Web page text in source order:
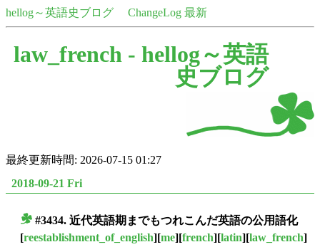
hellog～英語史ブログ ChangeLog 最新
law_french - hellog～英語
史ブログ
最終更新時間: 2026-07-15 01:27
2018-09-21 Fri
#3434. 近代英語期までもつれこんだ英語の公用語化
[reestablishment_of_english][me][french][latin][law_french]